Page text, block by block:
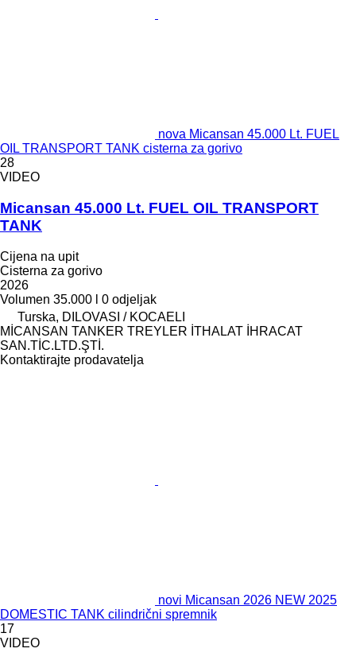
nova Micansan 45.000 Lt. FUEL
OIL TRANSPORT TANK cisterna za gorivo
28
VIDEO
Micansan 45.000 Lt. FUEL OIL TRANSPORT
TANK
Cijena na upit
Cisterna za gorivo
2026
Volumen 35.000 l
0 odjeljak
Turska, DILOVASI / KOCAELI
MİCANSAN TANKER TREYLER İTHALAT İHRACAT
SAN.TİC.LTD.ŞTİ.
Kontaktirajte prodavatelja
novi Micansan 2026 NEW 2025
DOMESTIC TANK cilindrični spremnik
17
VIDEO